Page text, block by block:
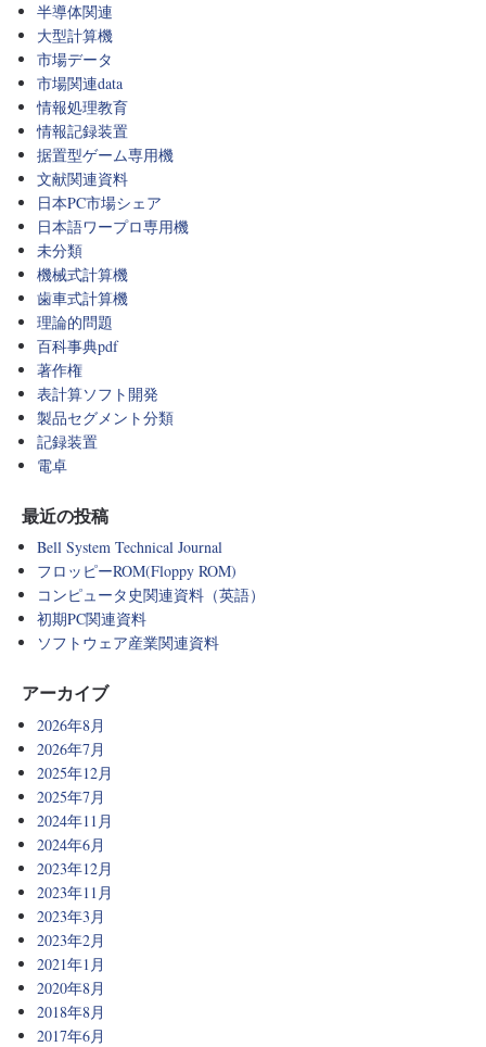
半導体関連
大型計算機
市場データ
市場関連data
情報処理教育
情報記録装置
据置型ゲーム専用機
文献関連資料
日本PC市場シェア
日本語ワープロ専用機
未分類
機械式計算機
歯車式計算機
理論的問題
百科事典pdf
著作権
表計算ソフト開発
製品セグメント分類
記録装置
電卓
最近の投稿
Bell System Technical Journal
フロッピーROM(Floppy ROM)
コンピュータ史関連資料（英語）
初期PC関連資料
ソフトウェア産業関連資料
アーカイブ
2026年8月
2026年7月
2025年12月
2025年7月
2024年11月
2024年6月
2023年12月
2023年11月
2023年3月
2023年2月
2021年1月
2020年8月
2018年8月
2017年6月